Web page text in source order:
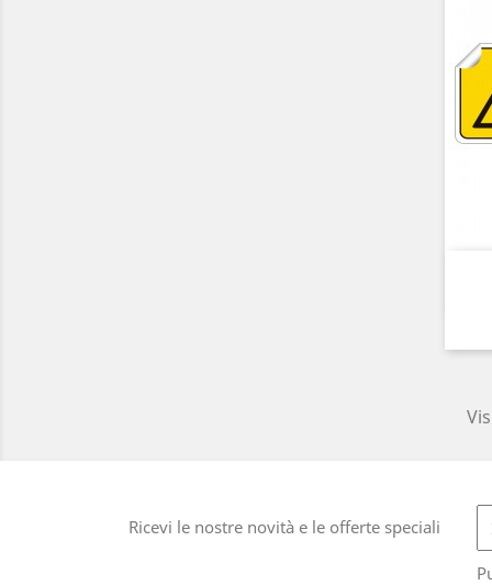
Ricevi le nostre novità e le offerte speciali